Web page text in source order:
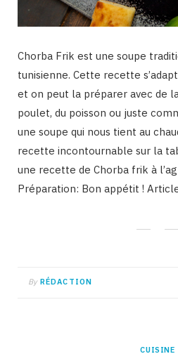
Chorba Frik est une soupe
tunisienne. Cette recette
et on peut la préparer avec de
poulet, du poisson ou juste
une soupe qui nous tient au
recette incontournable sur la
une recette de Chorba frik à
Préparation: Bon appétit !
By RÉDACTION
CUISINE